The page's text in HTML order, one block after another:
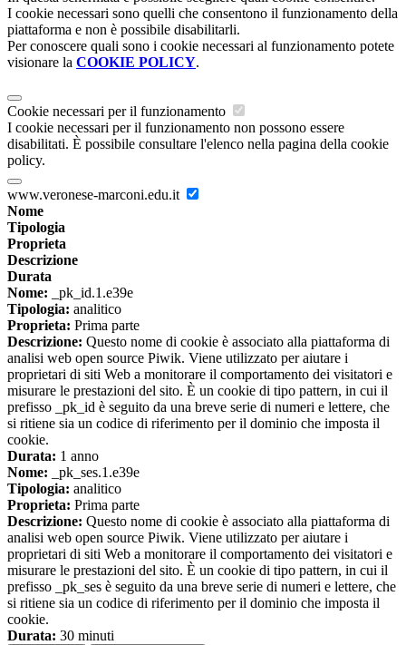
I cookie necessari sono quelli che consentono il funzionamento della
piattaforma e non è possibile disabilitarli.
Per conoscere quali sono i cookie necessari al funzionamento potete
visionare la COOKIE POLICY.
Cookie necessari per il funzionamento
I cookie necessari per il funzionamento non possono essere
disabilitati. È possibile consultare l'elenco nella pagina della cookie
policy.
www.veronese-marconi.edu.it
Nome
Tipologia
Proprieta
Descrizione
Durata
Nome: _pk_id.1.e39e
Tipologia: analitico
Proprieta: Prima parte
Descrizione: Questo nome di cookie è associato alla piattaforma di
analisi web open source Piwik. Viene utilizzato per aiutare i
proprietari di siti Web a monitorare il comportamento dei visitatori e
misurare le prestazioni del sito. È un cookie di tipo pattern, in cui il
prefisso _pk_id è seguito da una breve serie di numeri e lettere, che
si ritiene sia un codice di riferimento per il dominio che imposta il
cookie.
Durata: 1 anno
Nome: _pk_ses.1.e39e
Tipologia: analitico
Proprieta: Prima parte
Descrizione: Questo nome di cookie è associato alla piattaforma di
analisi web open source Piwik. Viene utilizzato per aiutare i
proprietari di siti Web a monitorare il comportamento dei visitatori e
misurare le prestazioni del sito. È un cookie di tipo pattern, in cui il
prefisso _pk_ses è seguito da una breve serie di numeri e lettere, che
si ritiene sia un codice di riferimento per il dominio che imposta il
cookie.
Durata: 30 minuti